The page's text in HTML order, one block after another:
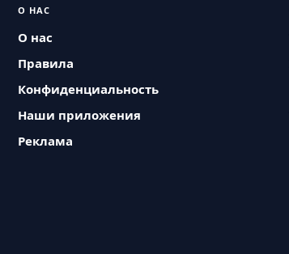
О НАС
О нас
Правила
Конфиденциальность
Наши приложения
Реклама